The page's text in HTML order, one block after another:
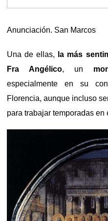
Anunciación. San Marcos
Una de ellas,
la más
Fra Angélico, un
especialmente en su
Florencia, aunque incluso
para trabajar temporadas en